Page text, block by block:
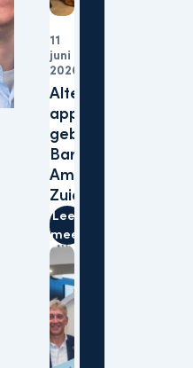
Altera verwerft 152
appartementen in
gebiedsontwikkeling
Barrio Lobi te
Amsterdam-
Zuidoost
11
juni
2026
Lees
meer